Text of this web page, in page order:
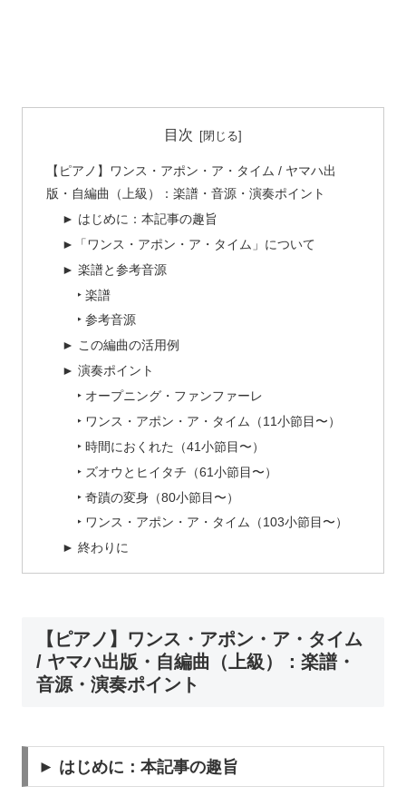
目次
【ピアノ】ワンス・アポン・ア・タイム / ヤマハ出
版・自編曲（上級）：楽譜・音源・演奏ポイント
► はじめに：本記事の趣旨
►「ワンス・アポン・ア・タイム」について
► 楽譜と参考音源
‣ 楽譜
‣ 参考音源
► この編曲の活用例
► 演奏ポイント
‣ オープニング・ファンファーレ
‣ ワンス・アポン・ア・タイム（11小節目〜）
‣ 時間におくれた（41小節目〜）
‣ ズオウとヒイタチ（61小節目〜）
‣ 奇蹟の変身（80小節目〜）
‣ ワンス・アポン・ア・タイム（103小節目〜）
► 終わりに
【ピアノ】ワンス・アポン・ア・タイム
/ ヤマハ出版・自編曲（上級）：楽譜・
音源・演奏ポイント
► はじめに：本記事の趣旨